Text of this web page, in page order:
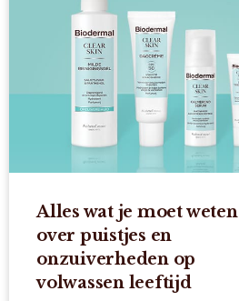
Alles wat je moet weten
over puistjes en
onzuiverheden op
volwassen leeftijd